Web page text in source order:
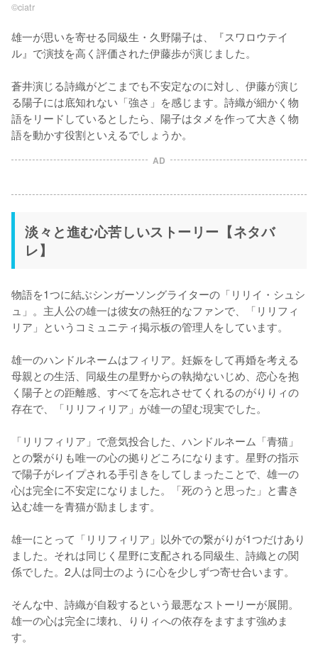
©️ciatr
雄一が思いを寄せる同級生・久野陽子は、『スワロウテイ
ル』で演技を高く評価された伊藤歩が演じました。
蒼井演じる詩織がどこまでも不安定なのに対し、伊藤が演じ
る陽子には底知れない「強さ」を感じます。詩織が細かく物
語をリードしているとしたら、陽子はタメを作って大きく物
語を動かす役割といえるでしょうか。
AD
淡々と進む心苦しいストーリー【ネタバ
レ】
物語を1つに結ぶシンガーソングライターの「リリイ・シュシ
ュ」。主人公の雄一は彼女の熱狂的なファンで、「リリフィ
リア」というコミュニティ掲示板の管理人をしています。
雄一のハンドルネームはフィリア。妊娠をして再婚を考える
母親との生活、同級生の星野からの執拗ないじめ、恋心を抱
く陽子との距離感、すべてを忘れさせてくれるのがりりィの
存在で、「リリフィリア」が雄一の望む現実でした。
「リリフィリア」で意気投合した、ハンドルネーム「青猫」
との繋がりも唯一の心の拠りどころになります。星野の指示
で陽子がレイプされる手引きをしてしまったことで、雄一の
心は完全に不安定になりました。「死のうと思った」と書き
込む雄一を青猫が励まします。
雄一にとって「リリフィリア」以外での繋がりが1つだけあり
ました。それは同じく星野に支配される同級生、詩織との関
係でした。2人は同士のように心を少しずつ寄せ合います。
そんな中、詩織が自殺するという最悪なストーリーが展開。
雄一の心は完全に壊れ、りりィへの依存をますます強めま
す。